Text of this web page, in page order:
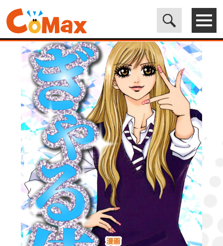
電子書籍マンガ CoMax(コマックス)公式サイト - 株式会社ICE>
LEGEND> ぎゃる侍3